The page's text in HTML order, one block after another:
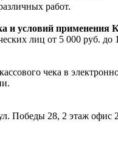
работ.
и условий применения
лиц от 5 000 руб.
чека в
Победы 28, 2 этаж офис